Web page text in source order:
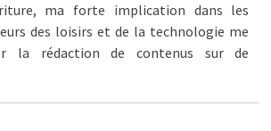
ma forte implication dans les
des loisirs et de la technologie me
la rédaction de contenus sur de